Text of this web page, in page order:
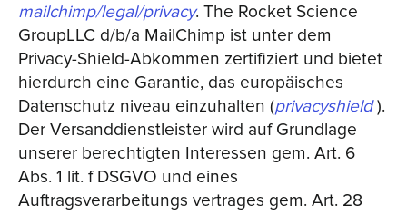
mailchimp/legal/privacy. The Rocket Science
GroupLLC d/b/a MailChimp ist unter dem
Privacy-Shield-Abkommen zertifiziert und bietet
hierdurch eine Garantie, das europäisches
Datenschutz niveau einzuhalten (privacyshield).
Der Versanddienstleister wird auf Grundlage
unserer berechtigten Interessen gem. Art. 6
Abs. 1 lit. f DSGVO und eines
Auftragsverarbeitungs vertrages gem. Art. 28